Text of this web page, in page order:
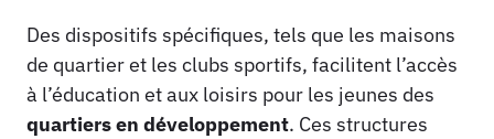
Des dispositifs spécifiques, tels que les maisons
de quartier et les clubs sportifs, facilitent l’accès
à l’éducation et aux loisirs pour les jeunes des
quartiers en développement. Ces structures